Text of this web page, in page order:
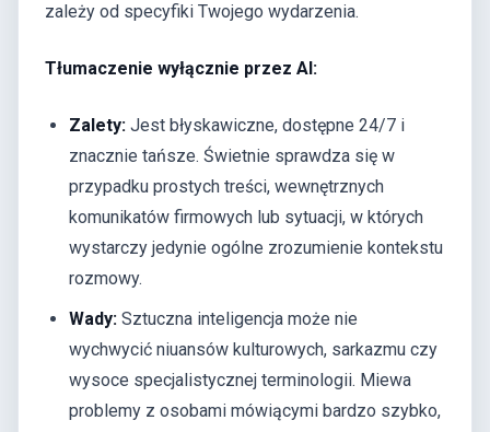
zależy od specyfiki Twojego wydarzenia.
Tłumaczenie wyłącznie przez AI:
Zalety: Jest błyskawiczne, dostępne 24/7 i
znacznie tańsze. Świetnie sprawdza się w
przypadku prostych treści, wewnętrznych
komunikatów firmowych lub sytuacji, w których
wystarczy jedynie ogólne zrozumienie kontekstu
rozmowy.
Wady: Sztuczna inteligencja może nie
wychwycić niuansów kulturowych, sarkazmu czy
wysoce specjalistycznej terminologii. Miewa
problemy z osobami mówiącymi bardzo szybko,